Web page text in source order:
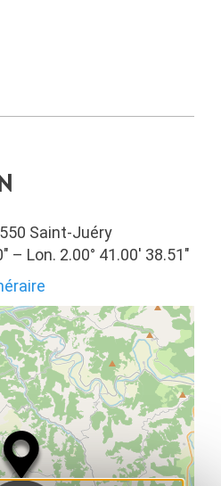
Saint-Juéry
– Lon. 2.00° 41.00′ 38.51″